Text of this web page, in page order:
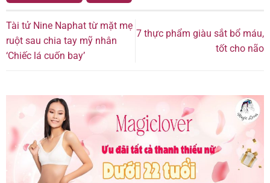
Tài tử Nine Naphat từ mặt mẹ
ruột sau chia tay mỹ nhân
‘Chiếc lá cuốn bay’
7 thực phẩm giàu sắt bổ máu,
tốt cho não